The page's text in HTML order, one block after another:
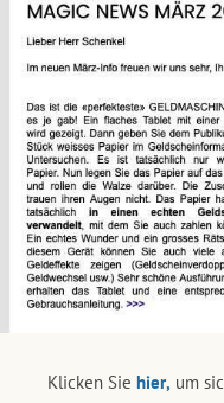
Klicken Sie hier, um